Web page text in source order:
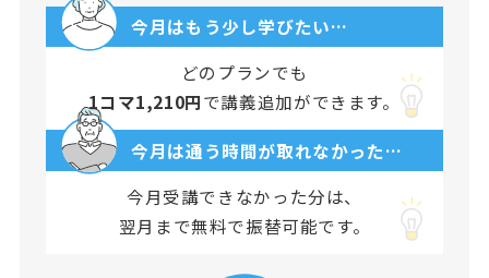
今月はもう少し学びたい…
どのプランでも
1コマ1,210円で講義追加ができます。
今月は通う時間が取れなかった…
今月受講できなかった分は、
翌月まで無料で振替可能です。